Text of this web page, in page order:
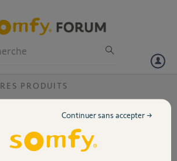
PRODUITS
renouveller mon abonnement Afone ma
Continuer sans accepter →